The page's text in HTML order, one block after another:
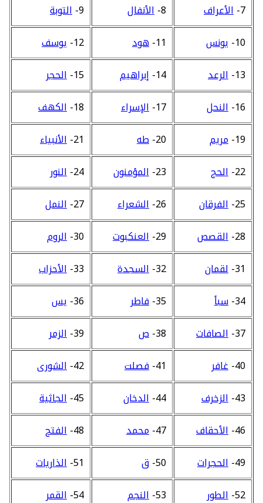
7- الأعراف 8- الأنفال 9- التوبة
10- يونس 11- هود 12- يوسف
13- الرعد 14- إبراهيم 15- الحجر
16- النحل 17- الإسراء 18- الكهف
19- مريم 20- طه 21- الأنبياء
22- الحج 23- المؤمنون 24- النور
25- الفرقان 26- الشعراء 27- النمل
28- القصص 29- العنكبوت 30- الروم
31- لقمان 32- السجدة 33- الأحزاب
34- سبأ 35- فاطر 36- يس
37- الصافات 38- ص 39- الزمر
40- غافر 41- فصلت 42- الشورى
43- الزخرف 44- الدخان 45- الجاثية
46- الأحقاف 47- محمد 48- الفتح
49- الحجرات 50- ق 51- الذاريات
52- الطور 53- النجم 54- القمر